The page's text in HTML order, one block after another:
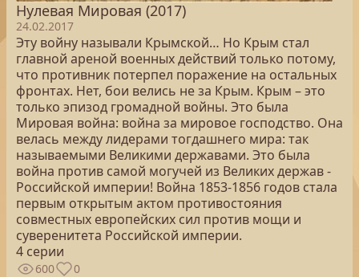
Нулевая Мировая (2017)
24.02.2017
Эту войну называли Крымской… Но Крым стал
главной ареной военных действий только потому,
что противник потерпел поражение на остальных
фронтах. Нет, бои велись не за Крым. Крым – это
только эпизод громадной войны. Это была
Мировая война: война за мировое господство. Она
велась между лидерами тогдашнего мира: так
называемыми Великими державами. Это была
война против самой могучей из Великих держав -
Российской империи! Война 1853-1856 годов стала
первым открытым актом противостояния
совместных европейских сил против мощи и
суверенитета Российской империи.
4 серии
600 0